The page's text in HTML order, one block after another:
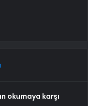
okumaya karşı